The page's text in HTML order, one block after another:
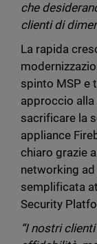
che
clienti di
La rapida
spinto MSP e
approccio alla
sacrificare la
appliance
chiaro grazie
networking
semplificata
Security
“I nostri